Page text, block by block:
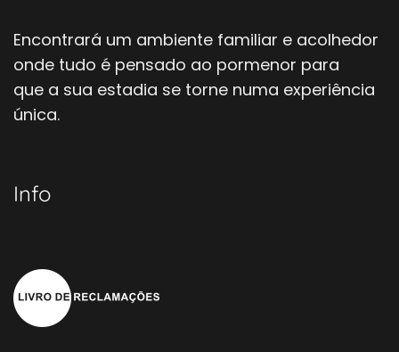
Encontrará um ambiente familiar e acolhedor
onde tudo é pensado ao pormenor para
que a sua estadia se torne numa experiência
única.
Info